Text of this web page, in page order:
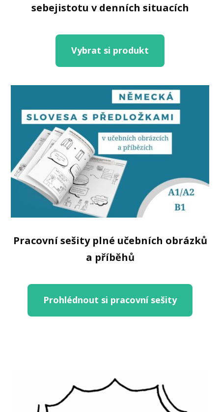
sebejistotu v denních situacích
Vybrat si produkt
Pracovní sešity plné učebních obrázků
a příběhů
Prohlédnout si pracovní sešity